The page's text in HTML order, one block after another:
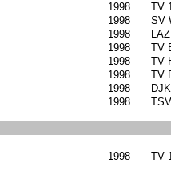
1998
TV
1998
SV
1998
1998
TV
1998
TV
1998
TV
1998
1998
1998 TV